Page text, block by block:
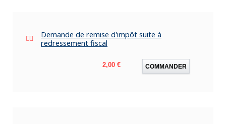
Demande de remise d'impôt suite à
redressement fiscal
Prix
2,00 € COMMANDER